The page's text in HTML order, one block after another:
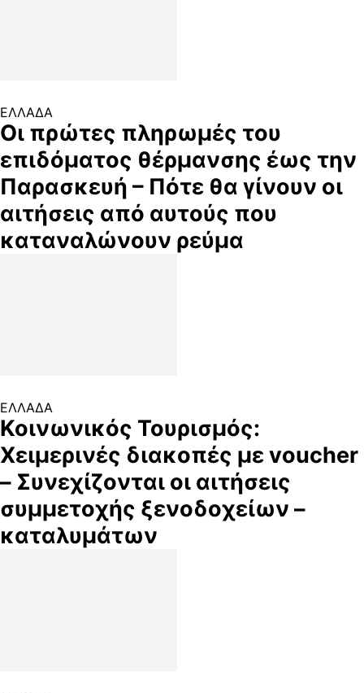
ΕΛΛΑΔΑ
Οι πρώτες πληρωμές του
επιδόματος θέρμανσης έως την
Παρασκευή – Πότε θα γίνουν οι
αιτήσεις από αυτούς που
καταναλώνουν ρεύμα
ΕΛΛΑΔΑ
Κοινωνικός Τουρισμός:
Χειμερινές διακοπές με voucher
– Συνεχίζονται οι αιτήσεις
συμμετοχής ξενοδοχείων –
καταλυμάτων